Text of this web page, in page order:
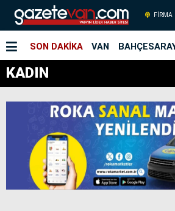
FİRMA
SON DAKİKA VAN
KADIN